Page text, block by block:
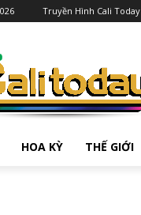
Truyền Hình Cali Today
HOA KỲ THẾ GIỚI